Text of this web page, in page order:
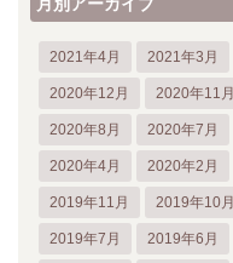
2021年4月 2021年3月
2020年12月 2020年11月
2020年8月 2020年7月
2020年4月 2020年2月
2019年11月 2019年10月
2019年7月 2019年6月